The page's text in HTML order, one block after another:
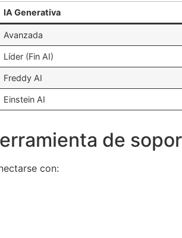
IA Generativa
Avanzada
Líder (Fin AI)
Freddy AI
Einstein AI
de
con: